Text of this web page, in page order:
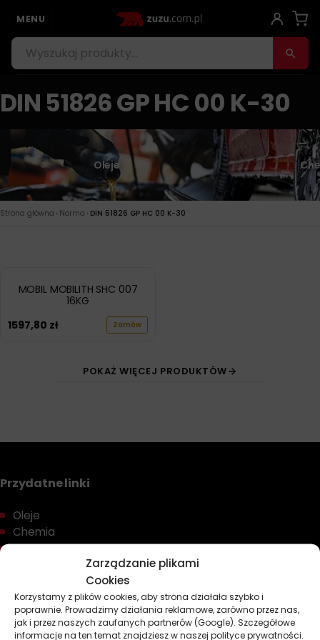
Zarządzanie plikami
Cookies
Korzystamy z plików cookies, aby strona działała szybko i
poprawnie. Prowadzimy działania reklamowe, zarówno przez nas,
jak i przez naszych zaufanych partnerów (Google). Szczegółowe
informacje na ten temat znajdziesz w naszej polityce prywatności.
MENU
DIN 51826 GP HC 00 K-30
Oleje
Strona główna › Norma › DIN 51826 GP HC 00 K-30
MOBIL MOBILITH SHC 007
16KG
1597,80 zł Zamów
POKAŻ WIĘCEJ PRODUKTÓW
Przydatne linki
Oleje
Chemia
Kosmetyki
Zapachy
Poradniki
Dobierz olej